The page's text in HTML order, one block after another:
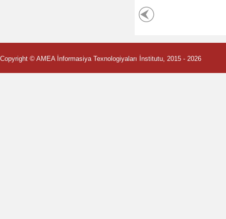
Copyright © AMEA İnformasiya Texnologiyaları İnstitutu, 2015 - 2026